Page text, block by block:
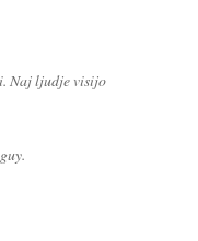
Naj ljudje visijo